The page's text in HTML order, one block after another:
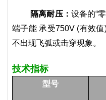
隔离耐压： 设备的“
端子能 承受750V (有效
不出现飞弧或击穿现象。
技术指标
型号